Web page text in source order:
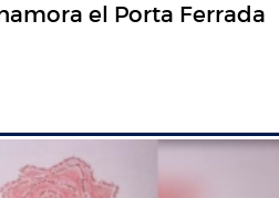
el Porta Ferrada